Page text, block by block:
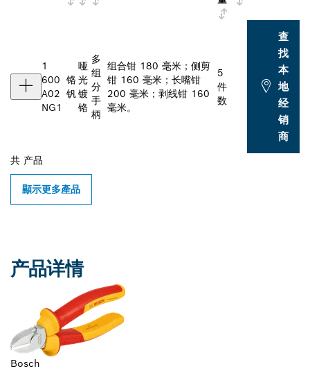
1
600
A02
NG1
铬
钒
哑
光
镀
铬
多
组
分
手
柄
组合钳 180 毫米；侧剪
钳 160 毫米；长嘴钳
200 毫米；剥线钳 160
毫米。
5
件
数
查
找
本
地
经
销
商
共 产品
顯示更多產品
产品详情
Bosch